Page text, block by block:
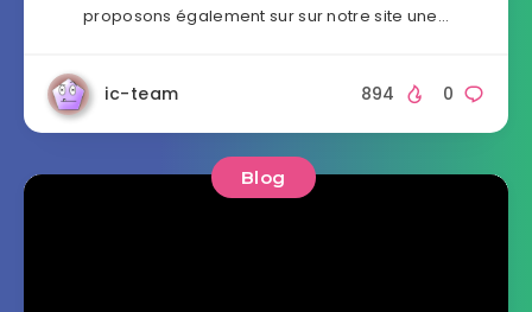
proposons également sur sur notre site une…
ic-team 0
894
Blog